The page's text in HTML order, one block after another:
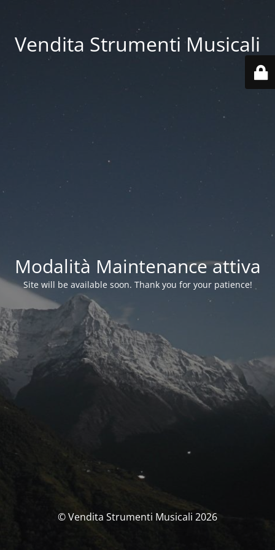
Vendita Strumenti Musicali
Modalità Maintenance attiva
Site will be available soon. Thank you for your patience!
© Vendita Strumenti Musicali 2026